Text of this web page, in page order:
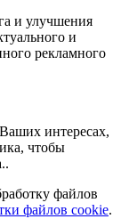
и улучшения
и
рекламного
интересах,
чтобы
файлов
файлов cookie.